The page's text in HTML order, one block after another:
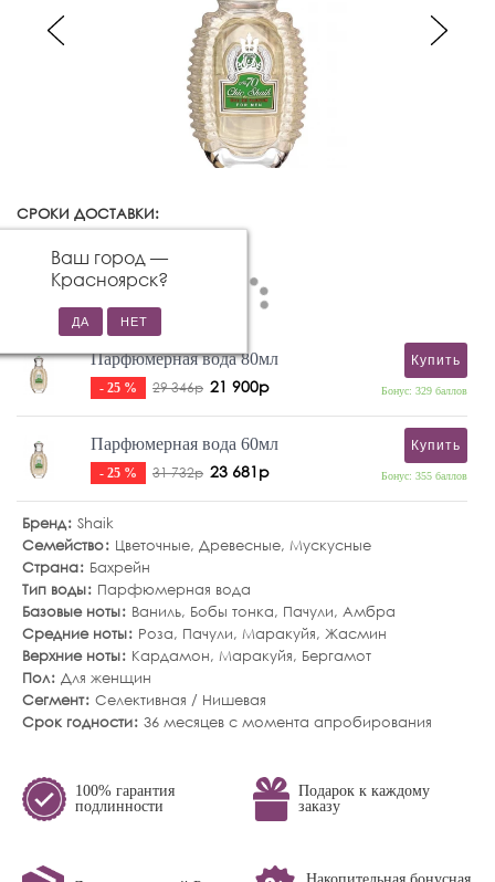
СРОКИ ДОСТАВКИ:
Ваш город —
Красноярск?
Парфюмерная вода 80мл
- 25 % 29 346р 21 900р
Купить
Бонус: 329 баллов
Парфюмерная вода 60мл
- 25 % 31 732р 23 681р
Купить
Бонус: 355 баллов
Бренд Shaik
Семейство
Цветочные, Древесные, Мускусные
Страна
Бахрейн
Тип воды
Парфюмерная вода
Базовые ноты
Ваниль, Бобы тонка, Пачули, Амбра
Средние ноты
Роза, Пачули, Маракуйя, Жасмин
Верхние ноты
Кардамон, Маракуйя, Бергамот
Пол Для женщин
Сегмент Селективная / Нишевая
Срок годности 36 месяцев с момента апробирования
100% гарантия
подлинности
Подарок к каждому
заказу